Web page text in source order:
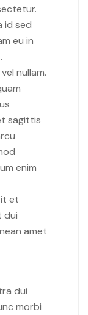
id sed
eu in
nullam.
sagittis
enim
et
dui
amet
dui
morbi